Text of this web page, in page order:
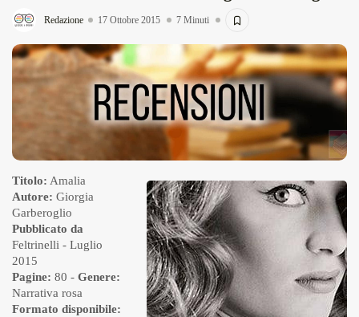
Redazione 17 Ottobre 2015 7 Minuti
Titolo: Amalia
Autore: Giorgia
Garberoglio
Pubblicato da
Feltrinelli - Luglio
2015
Pagine: 80 - Genere:
Narrativa rosa
Formato disponibile: